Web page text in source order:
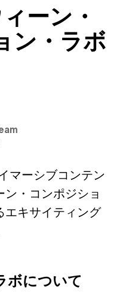
ーン・
ン・ラボ
マーシブコンテン
・コンポジショ
エキサイティング
ボについて